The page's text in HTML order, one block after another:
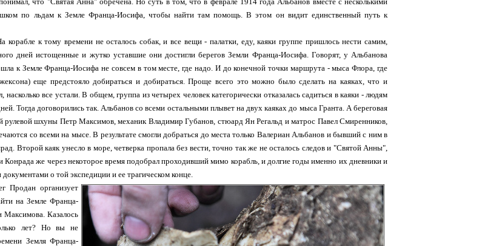
по льдам к Земле Франца-Иосифа, чтобы найти там помощь. В этом он видит единственный путь к
к тому времени не осталось собак, и все вещи - палатки, еду, каяки группе пришлось нести самим,
дней истощенные и жутко уставшие они достигли берегов Земли Франца-Иосифа. Говорят, у Альбанова
к Земле Франца-Иосифа не совсем в том месте, где надо. И до конечной точки маршрута - мыса Флора, где
еще предстояло добираться и добираться. Проще всего это можно было сделать на каяках, что и
все устали. В общем, группа из четырех человек категорически отказалась садиться в каяки - людям
Тогда договорились так. Альбанов со всеми остальными плывет на двух каяках до мыса Гранта. А береговая
рулевой шхуны Петр Максимов, механик Владимир Губанов, стюард Ян Регальд и матрос Павел Смиренников,
со всеми на мысе. В результате смогли добраться до места только Валериан Альбанов и бывший с ним в
Второй каяк унесло в море, четверка пропала без вести, точно так же не осталось следов и "Святой Анны",
Конрада же через некоторое время подобрал проходивший мимо корабль, и долгие годы именно их дневники и
о той экспедиции и ее трагическом конце.
Продан организует
на Земле Франца-
Максимова. Казалось
лет? Но вы не
Земля Франца-